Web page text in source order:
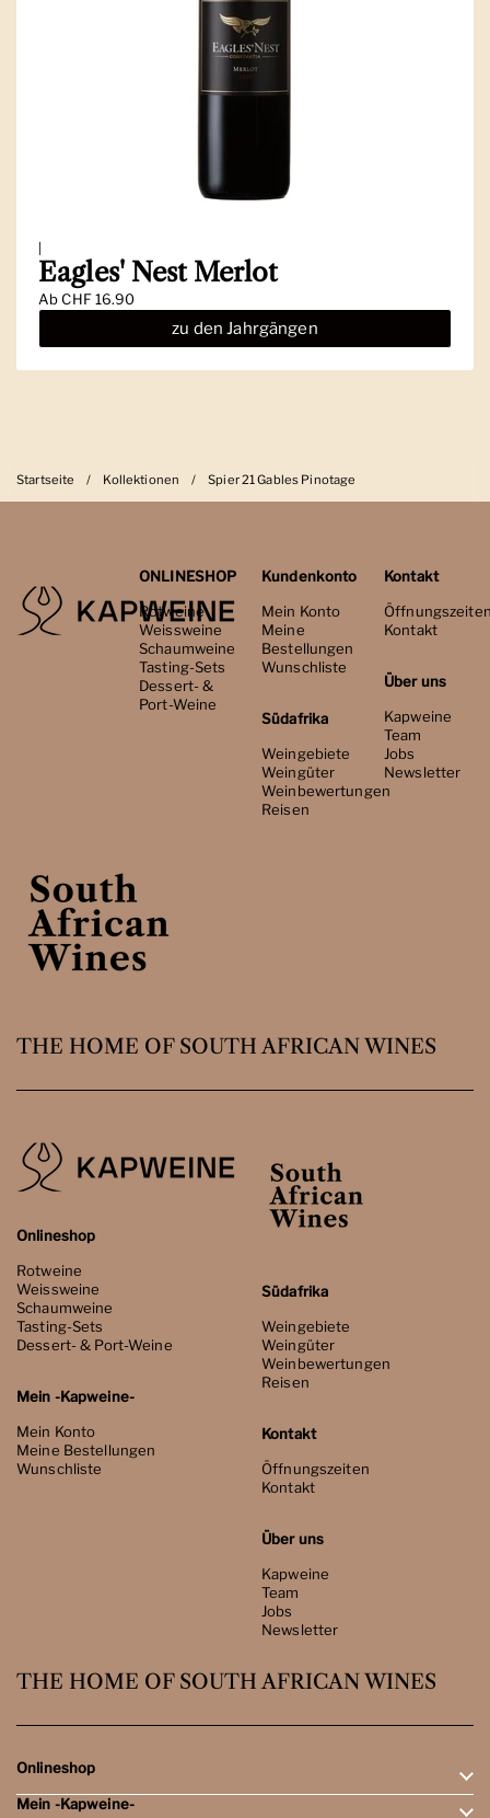
Eagles' Nest Merlot
AbCHF 16.90
zu den Jahrgängen
Startseite / Kollektionen / Spier 21 Gables Pinotage
ONLINESHOP
Rotweine
Weissweine
Schaumweine
Tasting-Sets
Dessert- &
Port-Weine
Kundenkonto
Mein Konto
Meine
Bestellungen
Wunschliste
Südafrika
Weingebiete
Weingüter
Weinbewertungen
Reisen
Kontakt
Kontakt
Über uns
Kapweine
Team
Jobs
Newsletter
THE HOME OF SOUTH AFRICAN WINES
Onlineshop
Rotweine
Weissweine
Schaumweine
Tasting-Sets
Dessert- & Port-Weine
Mein -Kapweine-
Mein Konto
Meine Bestellungen
Wunschliste
Südafrika
Weingebiete
Weingüter
Weinbewertungen
Reisen
Kontakt
Öffnungszeiten
Kontakt
Über uns
Kapweine
Team
Jobs
Newsletter
THE HOME OF SOUTH AFRICAN WINES
Onlineshop
Rotweine
Mein -Kapweine-